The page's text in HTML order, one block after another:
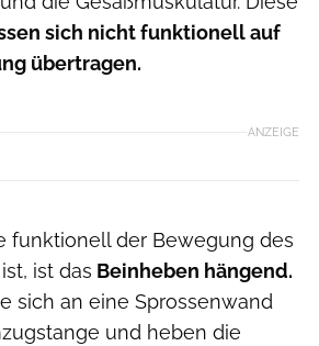
sich nicht funktionell auf
übertragen.
ANZEIGE
funktionell der Bewegung des
ist das Beinheben hängend.
sich an eine Sprossenwand
und heben die